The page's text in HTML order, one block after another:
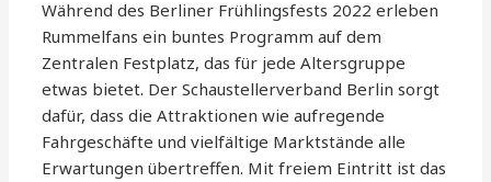
Während des Berliner Frühlingsfests 2022 erleben
Rummelfans ein buntes Programm auf dem
Zentralen Festplatz, das für jede Altersgruppe
etwas bietet. Der Schaustellerverband Berlin sorgt
dafür, dass die Attraktionen wie aufregende
Fahrgeschäfte und vielfältige Marktstände alle
Erwartungen übertreffen. Mit freiem Eintritt ist das